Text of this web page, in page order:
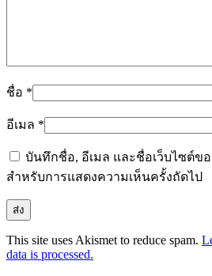
ชื่อ *
อีเมล *
บันทึกชื่อ, อีเมล และชื่อเว็บไซต์ข
สำหรับการแสดงความเห็นครั้งถัดไป
This site uses Akismet to reduce spam.
data is processed.